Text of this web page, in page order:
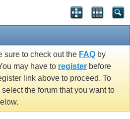
sure to check out the FAQ by
may have to register before
link above to proceed. To
the forum that you want to